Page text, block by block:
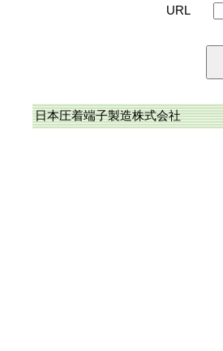
URL
日本圧着端子製造株式会社